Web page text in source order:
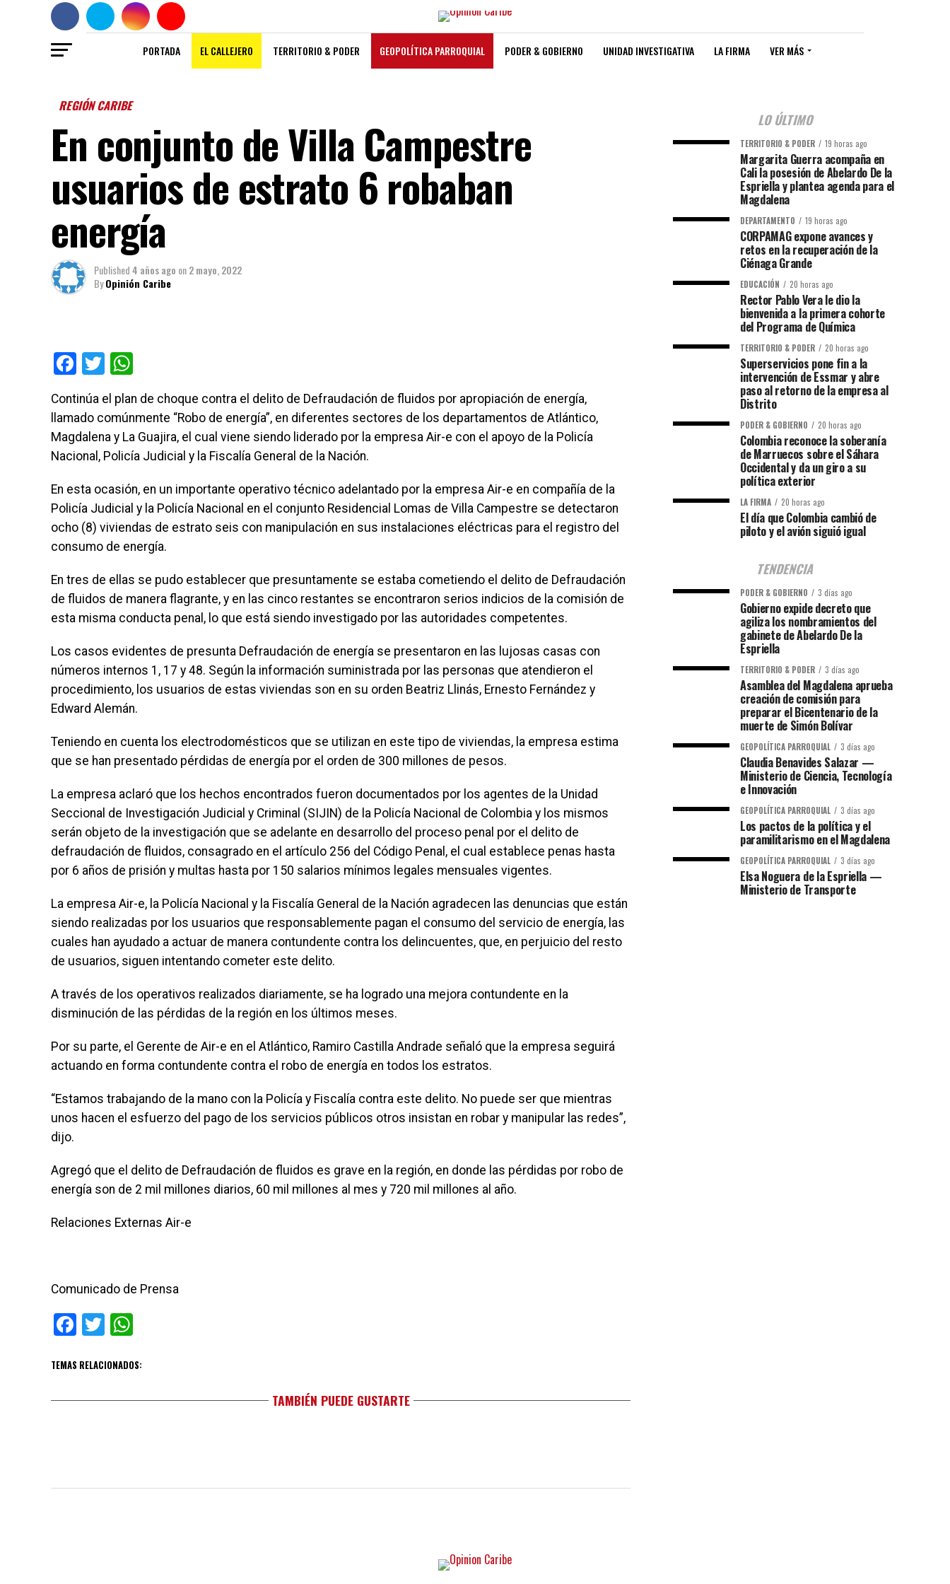
PORTADA EL CALLEJERO TERRITORIO & PODER GEOPOLÍTICA PARROQUIAL PODER & GOBIERNO UNIDAD INVESTIGATIVA LA FIRMA VER MÁS
REGIÓN CARIBE
En conjunto de Villa Campestre
usuarios de estrato 6 robaban
energía
Published4 años ago on2 mayo, 2022
ByOpinión Caribe
Facebook
Twitter
Continúa el plan de choque contra el delito de Defraudación de fluidos por apropiación de energía,
llamado comúnmente “Robo de energía”, en diferentes sectores de los departamentos de Atlántico,
Magdalena y La Guajira, el cual viene siendo liderado por la empresa Air-e con el apoyo de la Policía
Nacional, Policía Judicial y la Fiscalía General de la Nación.
En esta ocasión, en un importante operativo técnico adelantado por la empresa Air-e en compañía de la
Policía Judicial y la Policía Nacional en el conjunto Residencial Lomas de Villa Campestre se detectaron
ocho (8) viviendas de estrato seis con manipulación en sus instalaciones eléctricas para el registro del
consumo de energía.
En tres de ellas se pudo establecer que presuntamente se estaba cometiendo el delito de Defraudación
de fluidos de manera flagrante, y en las cinco restantes se encontraron serios indicios de la comisión de
esta misma conducta penal, lo que está siendo investigado por las autoridades competentes.
Los casos evidentes de presunta Defraudación de energía se presentaron en las lujosas casas con
números internos 1, 17 y 48. Según la información suministrada por las personas que atendieron el
procedimiento, los usuarios de estas viviendas son en su orden Beatriz Llinás, Ernesto Fernández y
Edward Alemán.
Teniendo en cuenta los electrodomésticos que se utilizan en este tipo de viviendas, la empresa estima
que se han presentado pérdidas de energía por el orden de 300 millones de pesos.
La empresa aclaró que los hechos encontrados fueron documentados por los agentes de la Unidad
Seccional de Investigación Judicial y Criminal (SIJIN) de la Policía Nacional de Colombia y los mismos
serán objeto de la investigación que se adelante en desarrollo del proceso penal por el delito de
defraudación de fluidos, consagrado en el artículo 256 del Código Penal, el cual establece penas hasta
por 6 años de prisión y multas hasta por 150 salarios mínimos legales mensuales vigentes.
La empresa Air-e, la Policía Nacional y la Fiscalía General de la Nación agradecen las denuncias que están
siendo realizadas por los usuarios que responsablemente pagan el consumo del servicio de energía, las
cuales han ayudado a actuar de manera contundente contra los delincuentes, que, en perjuicio del resto
de usuarios, siguen intentando cometer este delito.
A través de los operativos realizados diariamente, se ha logrado una mejora contundente en la
disminución de las pérdidas de la región en los últimos meses.
Por su parte, el Gerente de Air-e en el Atlántico, Ramiro Castilla Andrade señaló que la empresa seguirá
actuando en forma contundente contra el robo de energía en todos los estratos.
“Estamos trabajando de la mano con la Policía y Fiscalía contra este delito. No puede ser que mientras
unos hacen el esfuerzo del pago de los servicios públicos otros insistan en robar y manipular las redes”,
dijo.
Agregó que el delito de Defraudación de fluidos es grave en la región, en donde las pérdidas por robo de
energía son de 2 mil millones diarios, 60 mil millones al mes y 720 mil millones al año.
Relaciones Externas Air-e
Comunicado de Prensa
Facebook
Twitter
TEMAS RELACIONADOS:
TAMBIÉN PUEDE GUSTARTE
LO ÚLTIMO
TERRITORIO & PODER 19 horas ago
Margarita Guerra acompaña en
Cali la posesión de Abelardo De la
Espriella y plantea agenda para el
Magdalena
DEPARTAMENTO 19 horas ago
CORPAMAG expone avances y
retos en la recuperación de la
Ciénaga Grande
EDUCACIÓN 20 horas ago
Rector Pablo Vera le dio la
bienvenida a la primera cohorte
del Programa de Química
TERRITORIO & PODER 20 horas ago
Superservicios pone fin a la
intervención de Essmar y abre
paso al retorno de la empresa al
Distrito
PODER & GOBIERNO 20 horas ago
Colombia reconoce la soberanía
de Marruecos sobre el Sáhara
Occidental y da un giro a su
política exterior
LA FIRMA 20 horas ago
El día que Colombia cambió de
piloto y el avión siguió igual
TENDENCIA
PODER & GOBIERNO 3 días ago
Gobierno expide decreto que
agiliza los nombramientos del
gabinete de Abelardo De la
Espriella
TERRITORIO & PODER 3 días ago
Asamblea del Magdalena aprueba
creación de comisión para
preparar el Bicentenario de la
muerte de Simón Bolívar
GEOPOLÍTICA PARROQUIAL 3 días ago
Claudia Benavides Salazar —
Ministerio de Ciencia, Tecnología
e Innovación
GEOPOLÍTICA PARROQUIAL 3 días ago
Los pactos de la política y el
paramilitarismo en el Magdalena
GEOPOLÍTICA PARROQUIAL 3 días ago
Elsa Noguera de la Espriella —
Ministerio de Transporte